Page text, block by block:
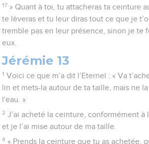
17 » Quant à toi, tu attacheras ta ceinture
te lèveras et tu leur diras tout ce que je
tremble pas en leur présence, sinon je te
eux.
Jérémie 13
1 Voici ce que m’a dit l’Eternel : « Va
lin et mets-la autour de ta taille, mais ne
l'eau. »
2 J’ai acheté la ceinture, conformément à
et je l’ai mise autour de ma taille.
4 « Prends la ceinture que tu as achetée,